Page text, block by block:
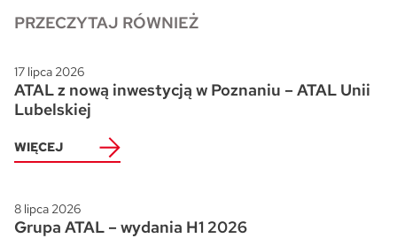
PRZECZYTAJ RÓWNIEŻ
17 lipca 2026
ATAL z nową inwestycją w Poznaniu – ATAL Unii
Lubelskiej
WIĘCEJ
8 lipca 2026
Grupa ATAL – wydania H1 2026